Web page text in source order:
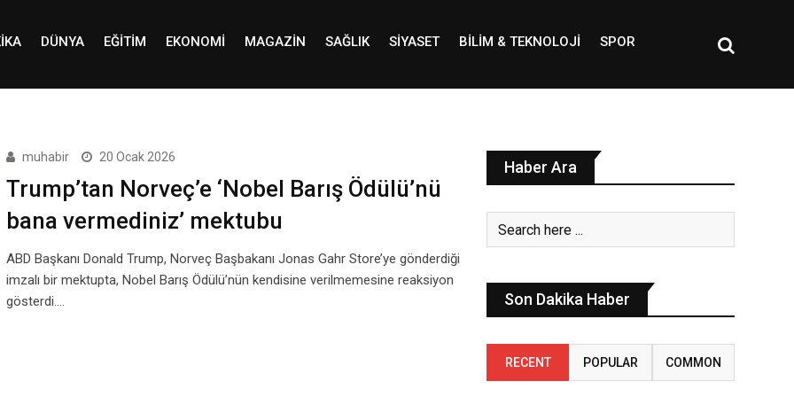
DÜNYA EĞITIM EKONOMI MAGAZIN SAĞLIK SIYASET BILIM & TEKNOLOJI SPOR
muhabir 20 Ocak 2026
Trump’tan Norveç’e ‘Nobel Barış Ödülü’nü
bana vermediniz’ mektubu
ABD Başkanı Donald Trump, Norveç Başbakanı Jonas Gahr Store’ye gönderdiği
imzalı bir mektupta, Nobel Barış Ödülü’nün kendisine verilmemesine reaksiyon
gösterdi.…
Haber Ara
Son Dakika Haber
RECENT POPULAR COMMON